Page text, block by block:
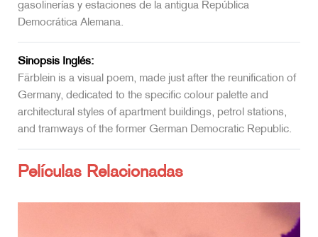
gasolinerías y estaciones de la antigua República
Democrática Alemana.
Sinopsis Inglés:
Färblein is a visual poem, made just after the reunification of
Germany, dedicated to the specific colour palette and
architectural styles of apartment buildings, petrol stations,
and tramways of the former German Democratic Republic.
Películas Relacionadas